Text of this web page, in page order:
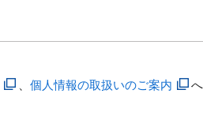
、個人情報の取扱いのご案内